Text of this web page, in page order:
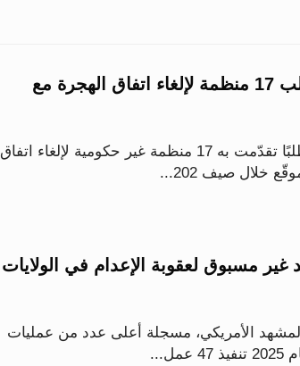
القضاء الفرنسي يرفض طلب 17 منظمة لإلغاء اتفاق الهجرة مع
رفض مجلس الدولة الفرنسي طلبًا تقدّمت به 17 منظمة غير حكومية لإلغاء اتفاق
خلال صيف 202...
2025.. تصعيد غير مسبوق لعقوبة الإعدام في الولايات
الأمريكي، مسجلة أعلى عدد من عمليات